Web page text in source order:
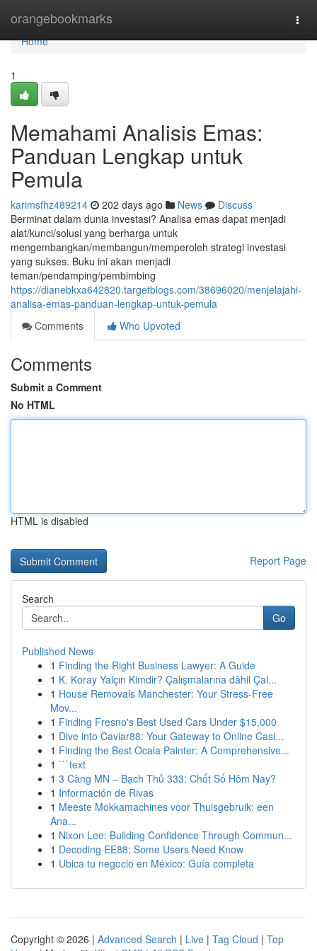
orangebookmarks
Home
Home
1
Memahami Analisis Emas:
Panduan Lengkap untuk
Pemula
karimsfhz489214 202 days ago News
Discuss
Berminat dalam dunia investasi? Analisa emas dapat menjadi
alat/kunci/solusi yang berharga untuk
mengembangkan/membangun/memperoleh strategi investasi
yang sukses. Buku ini akan menjadi
teman/pendamping/pembimbing
https://dianebkxa642820.targetblogs.com/38696020/menjelajahi-
analisa-emas-panduan-lengkap-untuk-pemula
Comments
Who Upvoted
Comments
Submit a Comment
No HTML
HTML is disabled
Report Page
Search
Go
Published News
1 Finding the Right Business Lawyer: A Guide
1 K. Koray Yalçın Kimdir? Çalışmalarına dâhil Çal...
1 House Removals Manchester: Your Stress-Free
Mov...
1 Finding Fresno's Best Used Cars Under $15,000
1 Dive into Caviar88: Your Gateway to Online Casi...
1 Finding the Best Ocala Painter: A Comprehensive...
1 ```text
1 3 Càng MN – Bạch Thủ 333: Chốt Số Hôm Nay?
1 Información de Rivas
1 Meeste Mokkamachines voor Thuisgebruik: een
Ana...
1 Nixon Lee: Building Confidence Through Commun...
1 Decoding EE88: Some Users Need Know
1 Ubica tu negocio en México: Guía completa
Copyright © 2026 | Advanced Search | Live | Tag Cloud | Top